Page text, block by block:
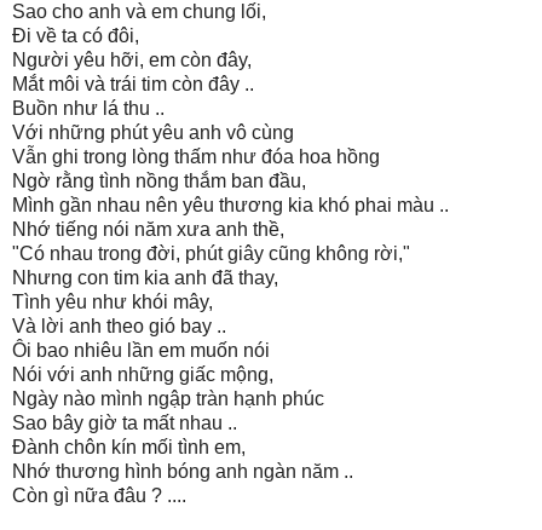
Sao cho anh và em chung lối,
Đi về ta có đôi,
Người yêu hỡi, em còn đây,
Mắt môi và trái tim còn đây ..
Buồn như lá thu ..
Với những phút yêu anh vô cùng
Vẫn ghi trong lòng thấm như đóa hoa hồng
Ngờ rằng tình nồng thắm ban đầu,
Mình gần nhau nên yêu thương kia khó phai màu ..
Nhớ tiếng nói năm xưa anh thề,
"Có nhau trong đời, phút giây cũng không rời,"
Nhưng con tim kia anh đã thay,
Tình yêu như khói mây,
Và lời anh theo gió bay ..
Ôi bao nhiêu lần em muốn nói
Nói với anh những giấc mộng,
Ngày nào mình ngập tràn hạnh phúc
Sao bây giờ ta mất nhau ..
Đành chôn kín mối tình em,
Nhớ thương hình bóng anh ngàn năm ..
Còn gì nữa đâu ? ....